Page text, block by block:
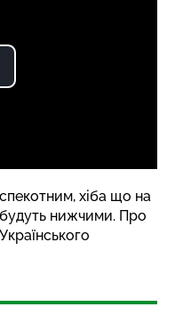
хіба що на
нижчими. Про